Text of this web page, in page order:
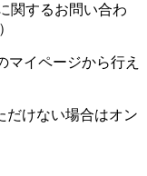
関するお問い合わ
イページから行え
けない場合はオン